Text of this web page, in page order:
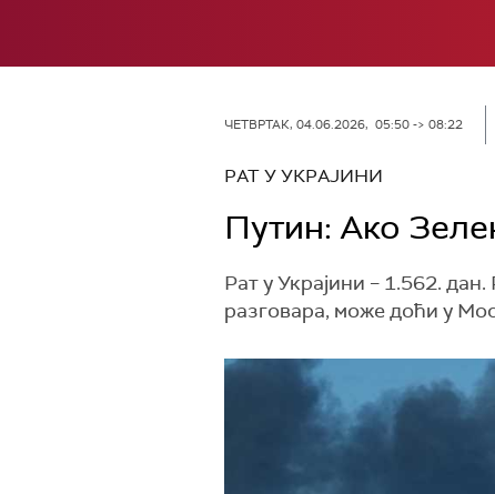
ЧЕТВРТАК, 04.06.2026, 05:50 -> 08:22
РАТ У УКРАЈИНИ
Путин: Ако
Рат у Украјини – 1.562.
разговара, може доћи у